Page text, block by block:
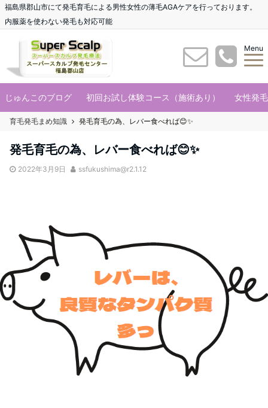
福島県郡山市にて発毛育毛による男性女性の薄毛AGAケアを行っております。
内服薬を使わない発毛も対応可能
Menu
じゅんこのブログ 初回お試し体験コース（施術あり） 女性発
育毛発毛まめ知識 発毛育毛の為、レバー食べれば😊✨
発毛育毛の為、レバー食べれば😊✨
2022年3月9日 ssfukushima@r2.1.12